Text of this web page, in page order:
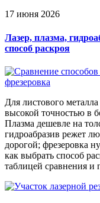
17 июня 2026
Лазер, плазма,
способ раскроя
Для листового
высокой точностью в
Плазма дешевле на
гидроабразив режет
дорогой; фрезеровка
как выбрать способ
таблицей сравнения и